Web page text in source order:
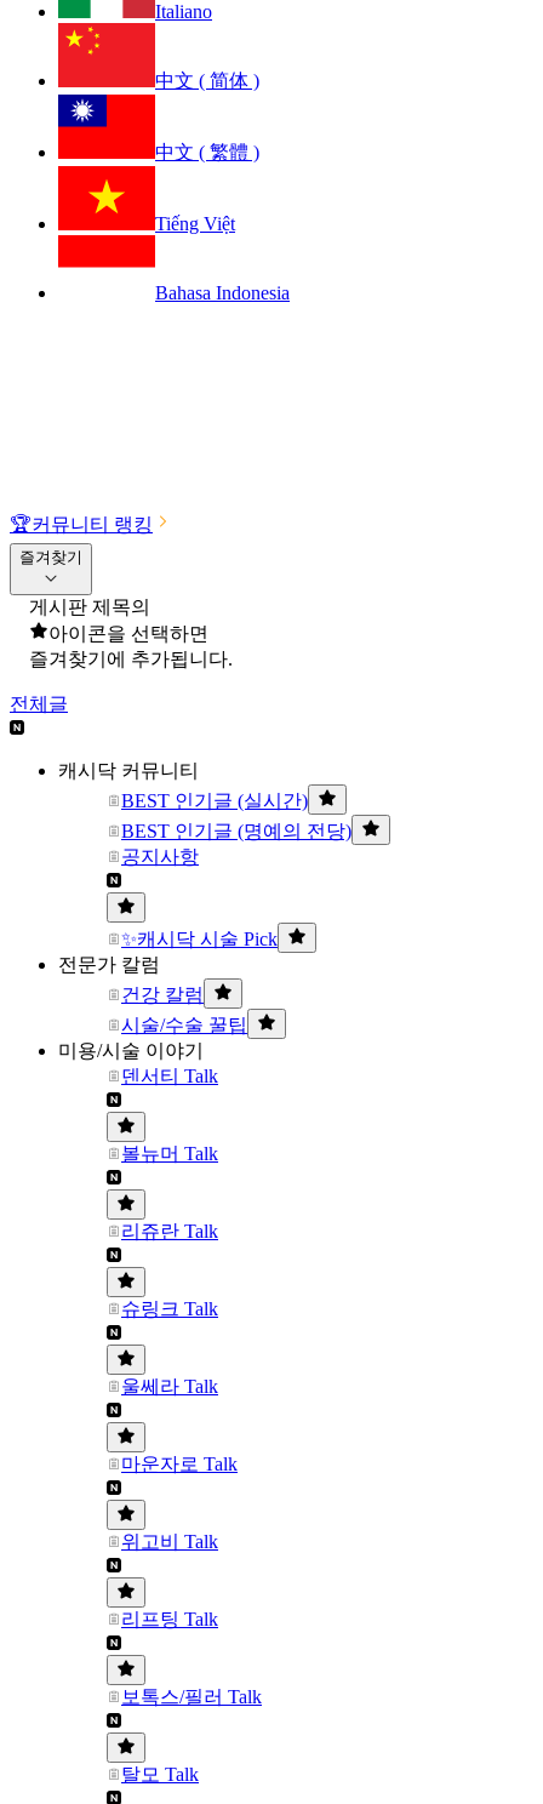
Italiano
中文 ( 简体 )
中文 ( 繁體 )
Tiếng Việt
Bahasa Indonesia
🏆커뮤니티 랭킹
즐겨찾기
게시판 제목의
아이콘을 선택하면
즐겨찾기에 추가됩니다.
전체글
캐시닥 커뮤니티
BEST 인기글 (실시간)
BEST 인기글 (명예의 전당)
공지사항
✨캐시닥 시술 Pick
전문가 칼럼
건강 칼럼
시술/수술 꿀팁
미용/시술 이야기
덴서티 Talk
볼뉴머 Talk
리쥬란 Talk
슈링크 Talk
울쎄라 Talk
마운자로 Talk
위고비 Talk
리프팅 Talk
보톡스/필러 Talk
탈모 Talk